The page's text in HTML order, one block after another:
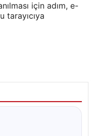
için adım, e-
tarayıcıya